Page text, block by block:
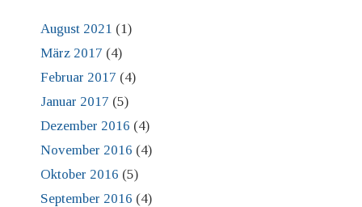
August 2021 (1)
März 2017 (4)
Februar 2017 (4)
Januar 2017 (5)
Dezember 2016 (4)
November 2016 (4)
Oktober 2016 (5)
September 2016 (4)